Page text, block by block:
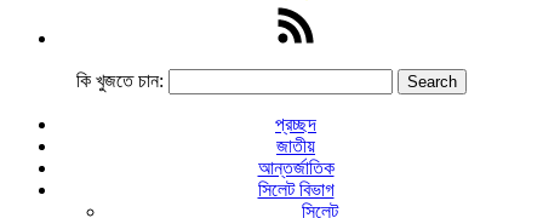
কি খুজতে চান:
প্রচ্ছদ
জাতীয়
আন্তর্জাতিক
সিলেট বিভাগ
সিলেট